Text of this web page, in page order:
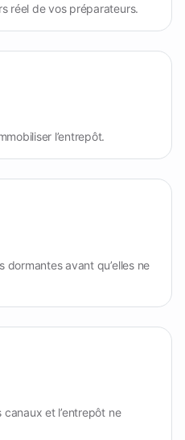
réel de vos préparateurs.
l’entrepôt.
dormantes avant qu’elles ne
et l’entrepôt ne